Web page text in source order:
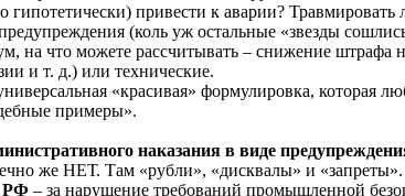
гипотетически) привести к аварии?
(коль уж остальные «звезды
что можете рассчитывать – снижение
и т. д.) или технические.
«красивая» формулировка, которая
примеры».
наказания в виде
же НЕТ. Там «рубли», «дисквалы» и
РФ – за нарушение требований промышленной